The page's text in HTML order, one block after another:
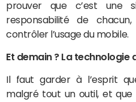
prouver que c’est une
responsabilité de
contrôler l’usage du mobile.
Et demain ? La technologie
Il faut garder à l’esprit
malgré tout un outil, et que